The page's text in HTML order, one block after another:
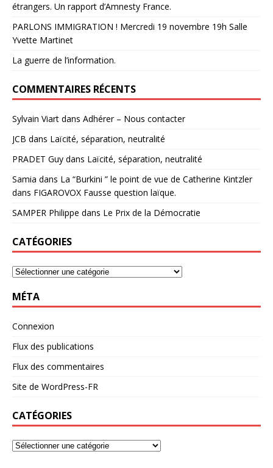
étrangers. Un rapport d’Amnesty France.
PARLONS IMMIGRATION ! Mercredi 19 novembre 19h Salle
Yvette Martinet
La guerre de l’information.
COMMENTAIRES RÉCENTS
Sylvain Viart dans Adhérer – Nous contacter
JCB dans Laïcité, séparation, neutralité
PRADET Guy dans Laïcité, séparation, neutralité
Samia dans La “Burkini ” le point de vue de Catherine Kintzler
dans FIGAROVOX Fausse question laïque.
SAMPER Philippe dans Le Prix de la Démocratie
CATÉGORIES
MÉTA
Connexion
Flux des publications
Flux des commentaires
Site de WordPress-FR
CATÉGORIES